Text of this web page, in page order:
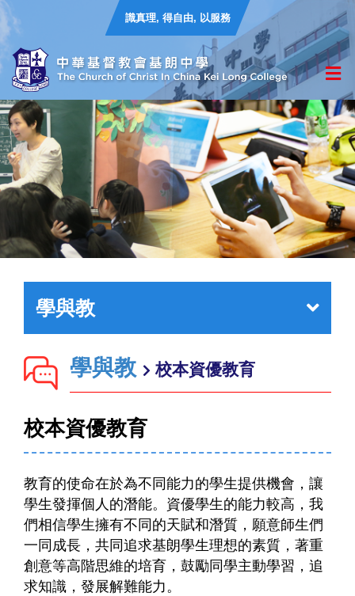
識真理, 得自由, 以服務
學與教
學與教 校本資優教育
校本資優教育
教育的使命在於為不同能力的學生提供機會，讓
學生發揮個人的潛能。資優學生的能力較高，我
們相信學生擁有不同的天賦和潛質，願意師生們
一同成長，共同追求基朗學生理想的素質，著重
創意等高階思維的培育，鼓勵同學主動學習，追
求知識，發展解難能力。